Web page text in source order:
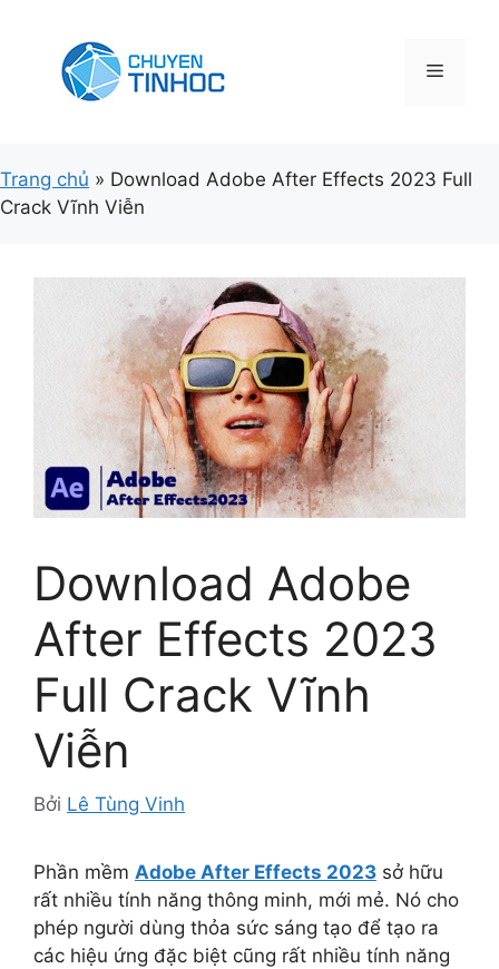
Menu
Trang chủ » Download Adobe After Effects 2023 Full
Crack Vĩnh Viễn
Download Adobe
After Effects 2023
Full Crack Vĩnh
Viễn
Bởi Lê Tùng Vinh
Phần mềm Adobe After Effects 2023 sở hữu
rất nhiều tính năng thông minh, mới mẻ. Nó cho
phép người dùng thỏa sức sáng tạo để tạo ra
các hiệu ứng đặc biệt cũng rất nhiều tính năng